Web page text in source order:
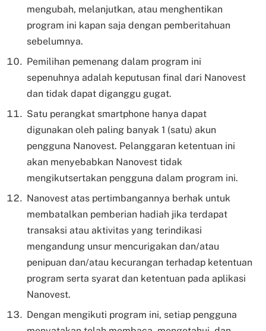
mengubah, melanjutkan, atau menghentikan
program ini kapan saja dengan pemberitahuan
sebelumnya.
Pemilihan pemenang dalam program ini
sepenuhnya adalah keputusan final dari Nanovest
dan tidak dapat diganggu gugat.
Satu perangkat smartphone hanya dapat
digunakan oleh paling banyak 1 (satu) akun
pengguna Nanovest. Pelanggaran ketentuan ini
akan menyebabkan Nanovest tidak
mengikutsertakan pengguna dalam program ini.
Nanovest atas pertimbangannya berhak untuk
membatalkan pemberian hadiah jika terdapat
transaksi atau aktivitas yang terindikasi
mengandung unsur mencurigakan dan/atau
penipuan dan/atau kecurangan terhadap ketentuan
program serta syarat dan ketentuan pada aplikasi
Nanovest.
Dengan mengikuti program ini, setiap pengguna